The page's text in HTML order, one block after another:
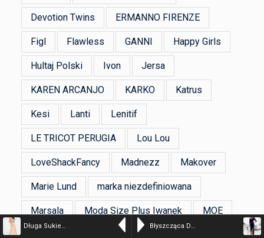
Długa Sukienka na Cienkich Ramiączkach z Rozcięciem – Beżowa Błyszcząca Długa Sukienka z Rozcięciem na Nodze – Granatowa
Devotion Twins ERMANNO FIRENZE
Figl Flawless GANNI Happy Girls
Hultaj Polski Ivon Jersa
KAREN ARCANJO KARKO Katrus
Kesi Lanti Lenitif
LE TRICOT PERUGIA Lou Lou
LoveShackFancy Madnezz Makover
Marie Lund marka niezdefiniowana
Marsala Moda Size Plus Iwanek MOE
Numoco